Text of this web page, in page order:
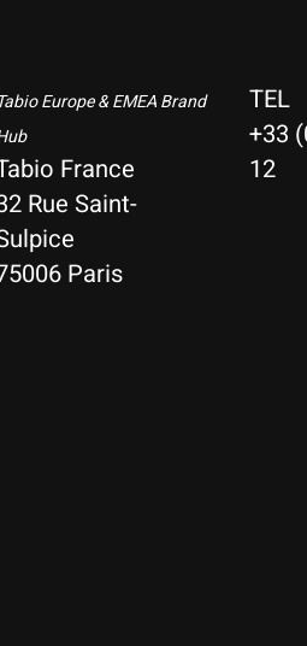
Europe & EMEA Brand
France
Rue Saint-
Paris
TEL
+33
12